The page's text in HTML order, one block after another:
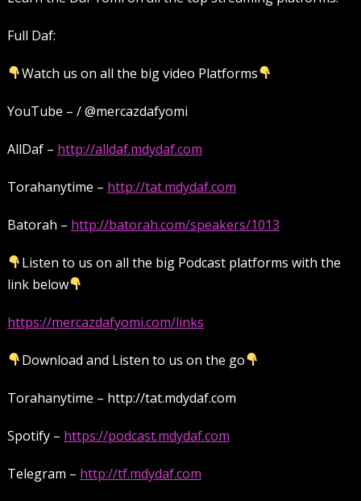
Full Daf:
Watch us on all the big video Platforms
YouTube – / @mercazdafyomi
AllDaf – http://alldaf.mdydaf.com
Torahanytime – http://tat.mdydaf.com
Batorah – http://batorah.com/speakers/1013
Listen to us on all the big Podcast platforms with the
link below
https://mercazdafyomi.com/links
Download and Listen to us on the go
Torahanytime – http://tat.mdydaf.com
Spotify – https://podcast.mdydaf.com
Telegram – http://tf.mdydaf.com